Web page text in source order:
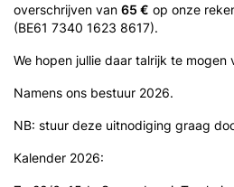
overschrijven van 65 € op onze
(BE61 7340 1623 8617).
We hopen jullie daar talrijk te mogen
Namens ons bestuur 2026.
NB: stuur deze uitnodiging graag
Kalender 2026: